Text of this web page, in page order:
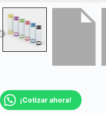
¡Cotizar ahora!